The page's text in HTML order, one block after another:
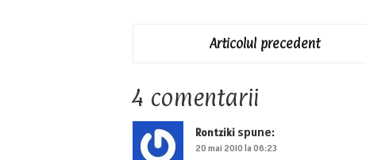
Articolul precedent
4 comentarii
Rontziki spune:
20 mai 2010 la 06:23